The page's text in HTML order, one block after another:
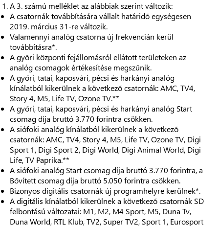
A 3. számú melléklet az alábbiak szerint változik:
A csatornák továbbítására vállalt határidő egységesen
2019. március 31-re változik.
Valamennyi analóg csatorna új frekvencián kerül
továbbításra*.
A győri központi fejállomásról ellátott területeken az
analóg csomagok értékesítése megszűnik.
A győri, tatai, kaposvári, pécsi és harkányi analóg
kínálatból kikerülnek a következő csatornák: AMC, TV4,
Story 4, M5, Life TV, Ozone TV.**
A győri, tatai, kaposvári, pécsi és harkányi analóg Start
csomag díja bruttó 3.770 forintra csökken.
A siófoki analóg kínálatból kikerülnek a következő
csatornák: AMC, TV4, Story 4, M5, Life TV, Ozone TV, Digi
Sport 1, Digi Sport 2, Digi World, Digi Animal World, Digi
Life, TV Paprika.**
A siófoki analóg Start csomag díja bruttó 3.770 forintra, a
Bővített csomag díja bruttó 5.050 forintra csökken.
Bizonyos digitális csatornák új programhelyre kerülnek*.
A digitális kínálatból kikerülnek a következő csatornák SD
felbontású változatai: M1, M2, M4 Sport, M5, Duna Tv,
Duna World, RTL Klub, TV2, Super TV2, Sport 1, Eurosport